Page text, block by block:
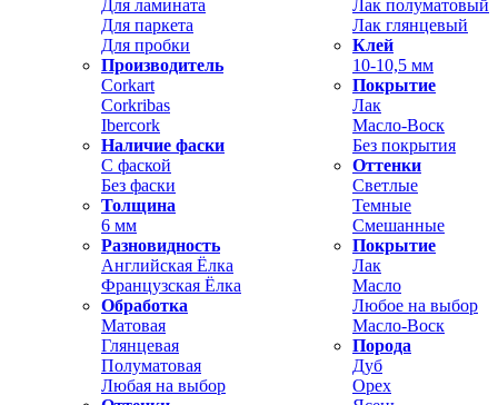
Для ламината
Для паркета
Для пробки
Лак полуматовый
Лак глянцевый
Клей
Производитель
Corkart
Corkribas
Ibercork
Наличие фаски
С фаской
Без фаски
Толщина
6 мм
10-10,5 мм
Покрытие
Лак
Масло-Воск
Без покрытия
Оттенки
Светлые
Темные
Смешанные
Разновидность
Английская Ёлка
Французская Ёлка
Обработка
Матовая
Глянцевая
Полуматовая
Любая на выбор
Покрытие
Лак
Масло
Любое на выбор
Масло-Воск
Порода
Дуб
Орех